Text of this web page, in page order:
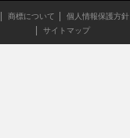
商標について 個人情報保護方針
サイトマップ